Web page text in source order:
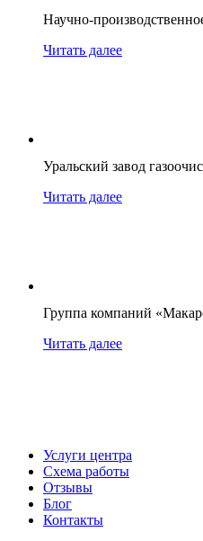
Научно-
Читать далее
Уральский завод
Читать далее
Группа компаний
Читать далее
Услуги центра
Схема работы
Отзывы
Блог
Контакты